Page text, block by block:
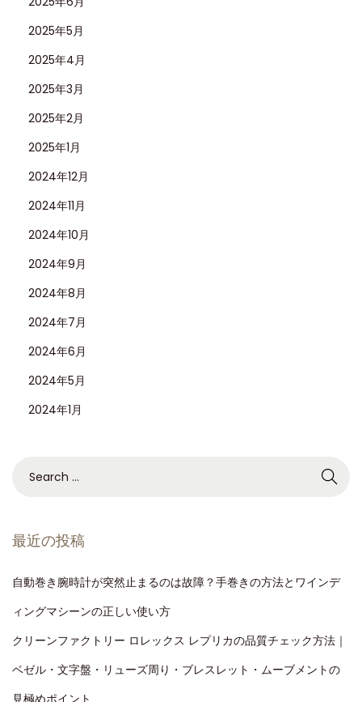
2025年5月
2025年4月
2025年3月
2025年2月
2025年1月
2024年12月
2024年11月
2024年10月
2024年9月
2024年8月
2024年7月
2024年6月
2024年5月
2024年1月
最近の投稿
自動巻き腕時計が突然止まるのは故障？手巻きの方法とワインデ
ィングマシーンの正しい使い方
クリーンファクトリー ロレックス レプリカの品質チェック方法｜
ベゼル・文字盤・リューズ周り・ブレスレット・ムーブメントの